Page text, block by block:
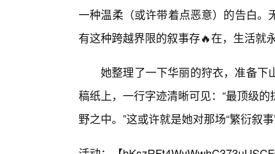
一种温柔（或许带着点恶意）的告白
有这种跨越界限的叙事存🔥在，生活就
她整理了一下华丽的狩衣，准备下
稿纸上，一行字迹清晰可见：“最顶级
野之中。”这或许就是她对那场“繁衍叙